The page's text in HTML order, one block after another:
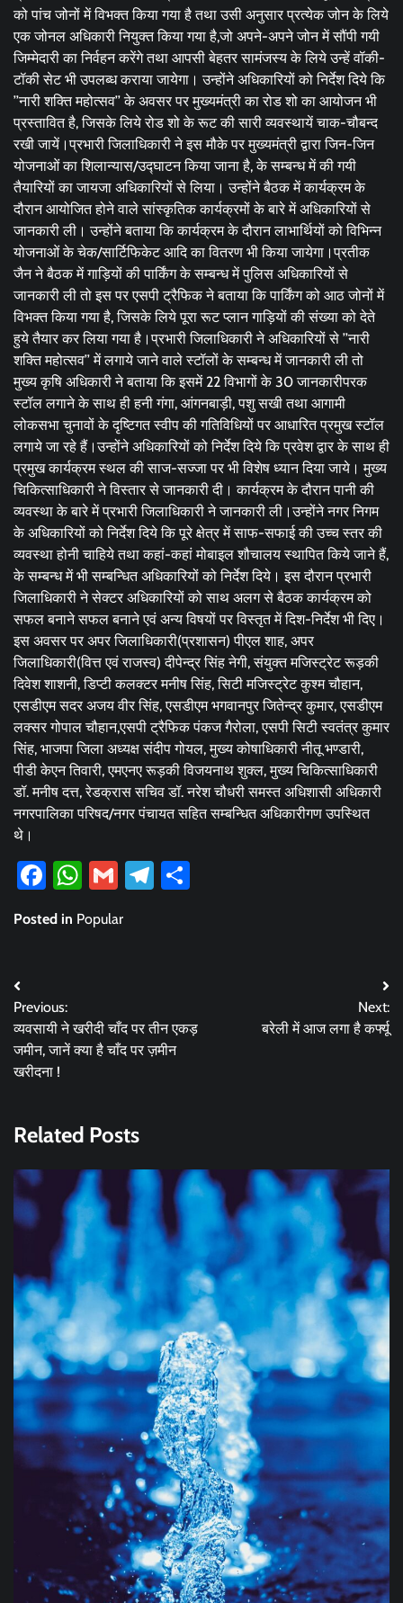
को पांच जोनों में विभक्त किया गया है तथा उसी अनुसार प्रत्येक जोन के लिये
एक जोनल अधिकारी नियुक्त किया गया है,जो अपने-अपने जोन में सौंपी गयी
जिम्मेदारी का निर्वहन करेंगे तथा आपसी बेहतर सामंजस्य के लिये उन्हें वॉकी-
टॉकी सेट भी उपलब्ध कराया जायेगा। उन्होंने अधिकारियों को निर्देश दिये कि
’’नारी शक्ति महोत्सव’’ के अवसर पर मुख्यमंत्री का रोड शो का आयोजन भी
प्रस्तावित है, जिसके लिये रोड शो के रूट की सारी व्यवस्थायें चाक-चौबन्द
रखी जायें।प्रभारी जिलाधिकारी ने इस मौके पर मुख्यमंत्री द्वारा जिन-जिन
योजनाओं का शिलान्यास/उद्घाटन किया जाना है, के सम्बन्ध में की गयी
तैयारियों का जायजा अधिकारियों से लिया। उन्होंने बैठक में कार्यक्रम के
दौरान आयोजित होने वाले सांस्कृतिक कार्यक्रमों के बारे में अधिकारियों से
जानकारी ली। उन्होंने बताया कि कार्यक्रम के दौरान लाभार्थियों को विभिन्न
योजनाओं के चेक/सार्टिफिकेट आदि का वितरण भी किया जायेगा।प्रतीक
जैन ने बैठक में गाड़ियों की पार्किंग के सम्बन्ध में पुलिस अधिकारियों से
जानकारी ली तो इस पर एसपी ट्रैफिक ने बताया कि पार्किंग को आठ जोनों में
विभक्त किया गया है, जिसके लिये पूरा रूट प्लान गाड़ियों की संख्या को देते
हुये तैयार कर लिया गया है।प्रभारी जिलाधिकारी ने अधिकारियों से ’’नारी
शक्ति महोत्सव’’ में लगाये जाने वाले स्टॉलों के सम्बन्ध में जानकारी ली तो
मुख्य कृषि अधिकारी ने बताया कि इसमें 22 विभागों के 30 जानकारीपरक
स्टॉल लगाने के साथ ही हनी गंगा, आंगनबाड़ी, पशु सखी तथा आगामी
लोकसभा चुनावों के दृष्टिगत स्वीप की गतिविधियों पर आधारित प्रमुख स्टॉल
लगाये जा रहे हैं।उन्होंने अधिकारियों को निर्देश दिये कि प्रवेश द्वार के साथ ही
प्रमुख कार्यक्रम स्थल की साज-सज्जा पर भी विशेष ध्यान दिया जाये। मुख्य
चिकित्साधिकारी ने विस्तार से जानकारी दी। कार्यक्रम के दौरान पानी की
व्यवस्था के बारे में प्रभारी जिलाधिकारी ने जानकारी ली।उन्होंने नगर निगम
के अधिकारियों को निर्देश दिये कि पूरे क्षेत्र में साफ-सफाई की उच्च स्तर की
व्यवस्था होनी चाहिये तथा कहां-कहां मोबाइल शौचालय स्थापित किये जाने हैं,
के सम्बन्ध में भी सम्बन्धित अधिकारियों को निर्देश दिये। इस दौरान प्रभारी
जिलाधिकारी ने सेक्टर अधिकारियों को साथ अलग से बैठक कार्यक्रम को
सफल बनाने सफल बनाने एवं अन्य विषयों पर विस्तृत में दिश-निर्देश भी दिए।
इस अवसर पर अपर जिलाधिकारी(प्रशासन) पीएल शाह, अपर
जिलाधिकारी(वित्त एवं राजस्व) दीपेन्द्र सिंह नेगी, संयुक्त मजिस्ट्रेट रूड़की
दिवेश शाशनी, डिप्टी कलक्टर मनीष सिंह, सिटी मजिस्ट्रेट कुश्म चौहान,
एसडीएम सदर अजय वीर सिंह, एसडीएम भगवानपुर जितेन्द्र कुमार, एसडीएम
लक्सर गोपाल चौहान,एसपी ट्रैफिक पंकज गैरोला, एसपी सिटी स्वतंत्र कुमार
सिंह, भाजपा जिला अध्यक्ष संदीप गोयल, मुख्य कोषाधिकारी नीतू भण्डारी,
पीडी केएन तिवारी, एमएनए रूड़की विजयनाथ शुक्ल, मुख्य चिकित्साधिकारी
डॉ. मनीष दत्त, रेडक्रास सचिव डॉ. नरेश चौधरी समस्त अधिशासी अधिकारी
नगरपालिका परिषद/नगर पंचायत सहित सम्बन्धित अधिकारीगण उपस्थित
थे।
Facebook
WhatsApp
GmailTelegram
Posted in Popular
Post
navigation
Previous:
व्यवसायी ने खरीदी चाँद पर तीन एकड़
जमीन, जानें क्या है चाँद पर ज़मीन
खरीदना !
Next:
बरेली में आज लगा है कर्फ्यू
Related Posts